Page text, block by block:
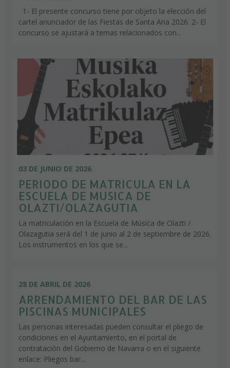
1- El presente concurso tiene por objeto la elección del
cartel anunciador de las Fiestas de Santa Ana 2026. 2- El
concurso se ajustará a temas relacionados con...
03 DE JUNIO DE 2026
PERIODO DE MATRICULA EN LA
ESCUELA DE MUSICA DE
OLAZTI/OLAZAGUTIA
La matriculación en la Escuela de Música de Olazti /
Olazagutia será del 1 de junio al 2 de septiembre de 2026.
Los instrumentos en los que se...
28 DE ABRIL DE 2026
ARRENDAMIENTO DEL BAR DE LAS
PISCINAS MUNICIPALES
Las personas interesadas pueden consultar el pliego de
condiciones en el Ayuntamiento, en el portal de
contratación del Gobierno de Navarra o en el siguiente
enlace: Pliegos bar...